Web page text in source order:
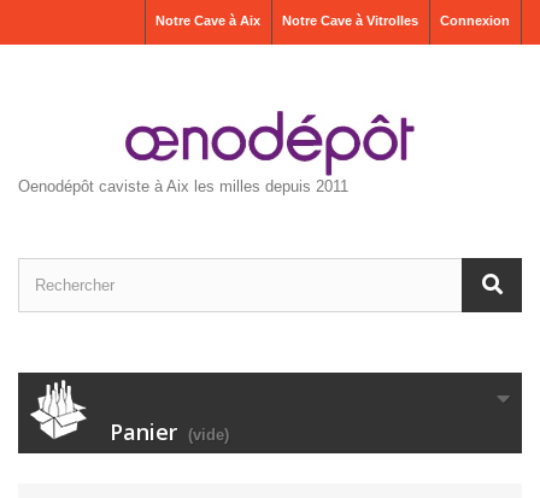
Connexion
Notre Cave à Vitrolles
Notre Cave à Aix
Oenodépôt caviste à Aix les milles depuis 2011
Panier (vide)